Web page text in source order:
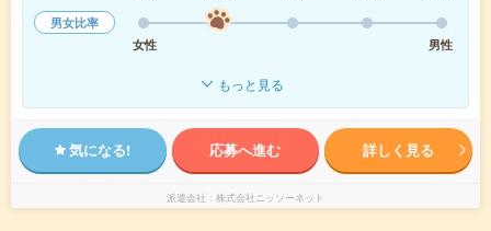
男女比率
女性
男性
もっと見る
気になる! 応募へ進む 詳しく見る
派遣会社 株式会社ニッソーネット